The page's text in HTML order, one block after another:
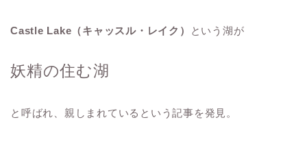
Castle Lake（キャッスル・レイク） という湖が
妖精の住む湖
と呼ばれ、親しまれているという記事を発見。